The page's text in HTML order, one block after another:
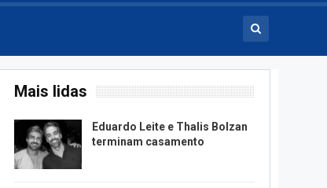
Mais lidas
Eduardo Leite e Thalis Bolzan
terminam casamento